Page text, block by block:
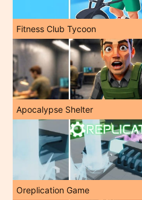
Fitness Club Tycoon
Apocalypse Shelter
Oreplication Game